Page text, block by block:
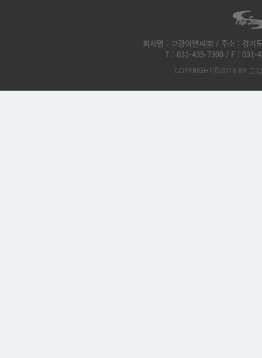
회사명 : 고강이앤씨㈜ / 주소 : 경기
T : 031-435-7300 / F : 031-
COPYRIGHTⓒ2018 BY 고